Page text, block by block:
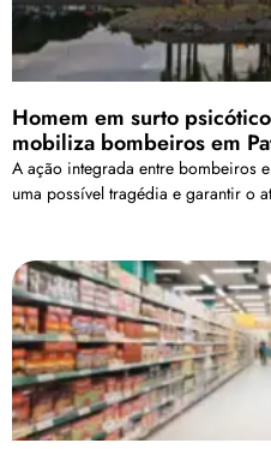
Homem em surto
mobiliza bombeiros em
A ação integrada entre bombeiros
uma possível tragédia e garantir o